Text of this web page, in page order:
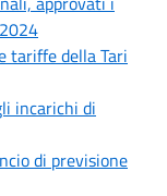
tariffe della Tari
incarichi di
di previsione